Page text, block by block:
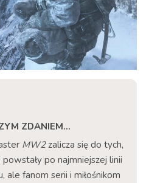
ZDANIEM...
MW2zalicza się do tych,
po najmniejszej linii
ale fanom serii i miłośnikom